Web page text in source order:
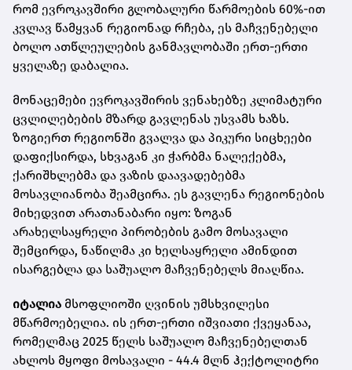
რომ ევროკავშირი გლობალური წარმოების 60%-ით
კვლავ წამყვან რეგიონად რჩება, ეს მაჩვენებელი
ბოლო ათწლეულების განმავლობაში ერთ-ერთი
ყველაზე დაბალია.
მონაცემები ევროკავშირის ვენახებზე კლიმატური
ცვლილებების მზარდ გავლენას უსვამს ხაზს.
ზოგიერთ რეგიონში გვალვა და პიკური სიცხეები
დაფიქსირდა, სხვაგან კი ჭარბმა ნალექებმა,
ქარიშხლებმა და ვაზის დაავადებებმა
მოსავლიანობა შეამცირა. ეს გავლენა რეგიონების
მიხედვით არათანაბარი იყო: ზოგან
არახელსაყრელი პირობების გამო მოსავალი
შემცირდა, ნაწილმა კი ხელსაყრელი ამინდით
ისარგებლა და საშუალო მაჩვენებელს მიაღწია.
იტალია მსოფლიოში ღვინის უმსხვილესი
მწარმოებელია. ის ერთ-ერთი იშვიათი ქვეყანაა,
რომელმაც 2025 წელს საშუალო მაჩვენებელთან
ახლოს მყოფი მოსავალი - 44.4 მლნ ჰექტოლიტრი